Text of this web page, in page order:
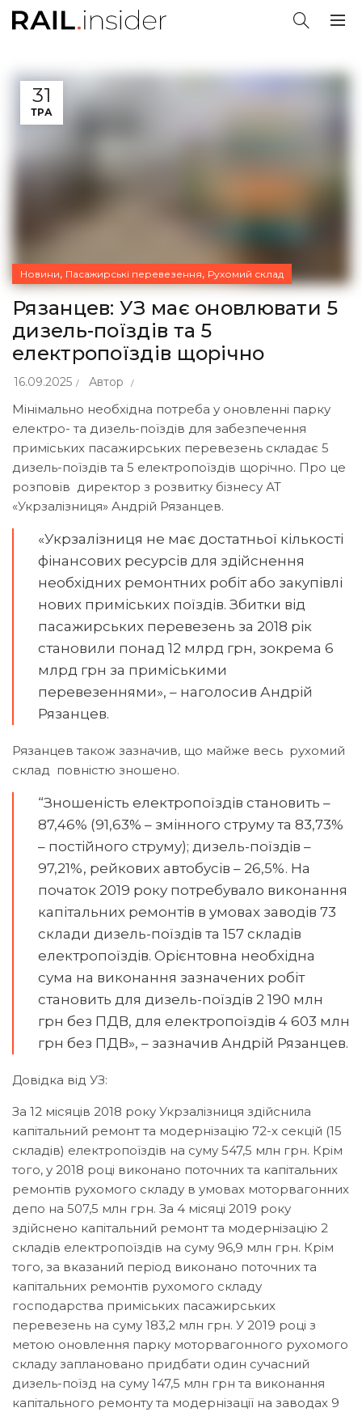
31
ТРА
Новини, Пасажирські перевезення, Рухомий склад
Рязанцев: УЗ має оновлювати 5
дизель-поїздів та 5
електропоїздів щорічно
16.09.2025 Автор
Мінімально необхідна потреба у оновленні парку
електро- та дизель-поїздів для забезпечення
приміських пасажирських перевезень складає 5
дизель-поїздів та 5 електропоїздів щорічно. Про це
розповів директор з розвитку бізнесу АТ
«Укрзалізниця» Андрій Рязанцев.
«Укрзалізниця не має достатньої кількості
фінансових ресурсів для здійснення
необхідних ремонтних робіт або закупівлі
нових приміських поїздів. Збитки від
пасажирських перевезень за 2018 рік
становили понад 12 млрд грн, зокрема 6
млрд грн за приміськими
перевезеннями», – наголосив Андрій
Рязанцев.
Рязанцев також зазначив, що майже весь рухомий
склад повністю зношено.
“Зношеність електропоїздів становить –
87,46% (91,63% – змінного струму та 83,73%
– постійного струму); дизель-поїздів –
97,21%, рейкових автобусів – 26,5%. На
початок 2019 року потребувало виконання
капітальних ремонтів в умовах заводів 73
склади дизель-поїздів та 157 складів
електропоїздів. Орієнтовна необхідна
сума на виконання зазначених робіт
становить для дизель-поїздів 2 190 млн
грн без ПДВ, для електропоїздів 4 603 млн
грн без ПДВ», – зазначив Андрій Рязанцев.
Довідка від УЗ:
За 12 місяців 2018 року Укрзалізниця здійснила
капітальний ремонт та модернізацію 72-х секцій (15
складів) електропоїздів на суму 547,5 млн грн. Крім
того, у 2018 році виконано поточних та капітальних
ремонтів рухомого складу в умовах моторвагонних
депо на 507,5 млн грн. За 4 місяці 2019 року
здійснено капітальний ремонт та модернізацію 2
складів електропоїздів на суму 96,9 млн грн. Крім
того, за вказаний період виконано поточних та
капітальних ремонтів рухомого складу
господарства приміських пасажирських
перевезень на суму 183,2 млн грн. У 2019 році з
метою оновлення парку моторвагонного рухомого
складу заплановано придбати один сучасний
дизель-поїзд на суму 147,5 млн грн та виконання
капітального ремонту та модернізації на заводах 9